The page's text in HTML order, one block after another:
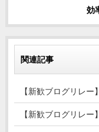
効
関連記事
【新歓ブログリレ
【新歓ブログリレ